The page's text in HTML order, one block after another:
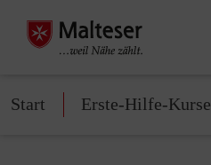
Start Erste-Hilfe-Kurse